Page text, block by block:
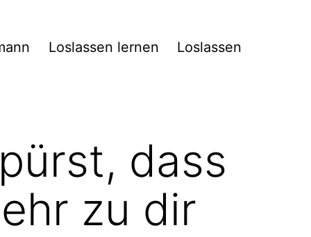
Loslassen lernen Loslassen
dass
zu dir